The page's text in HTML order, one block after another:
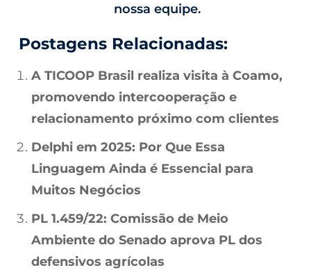
nossa equipe.
Postagens Relacionadas:
A TICOOP Brasil realiza visita à Coamo,
promovendo intercooperação e
relacionamento próximo com clientes
Delphi em 2025: Por Que Essa
Linguagem Ainda é Essencial para
Muitos Negócios
PL 1.459/22: Comissão de Meio
Ambiente do Senado aprova PL dos
defensivos agrícolas